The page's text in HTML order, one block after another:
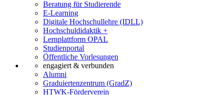
Beratung für Studierende
E-Learning
Digitale Hochschullehre (IDLL)
Hochschuldidaktik +
Lernplattform OPAL
Studienportal
Öffentliche Vorlesungen
engagiert & verbunden
Alumni
Graduiertenzentrum (GradZ)
HTWK-Förderverein